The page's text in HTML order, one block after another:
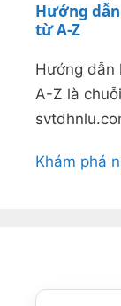
Hướng
từ A-Z
Hướng dẫn
A-Z là
Khám phá